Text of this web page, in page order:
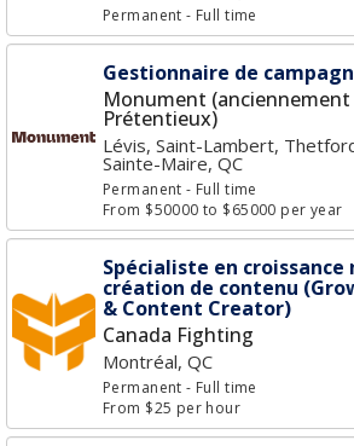
Permanent- Full time
Gestionnaire de
Monument (anciennement
Prétentieux)
Lévis, Saint-Lambert,
Sainte-Maire, QC
Permanent- Full time
From $50000 to $65000 per year
Spécialiste en
création de contenu
& Content Creator)
Canada Fighting
Montréal, QC
Permanent- Full time
From $25 per hour